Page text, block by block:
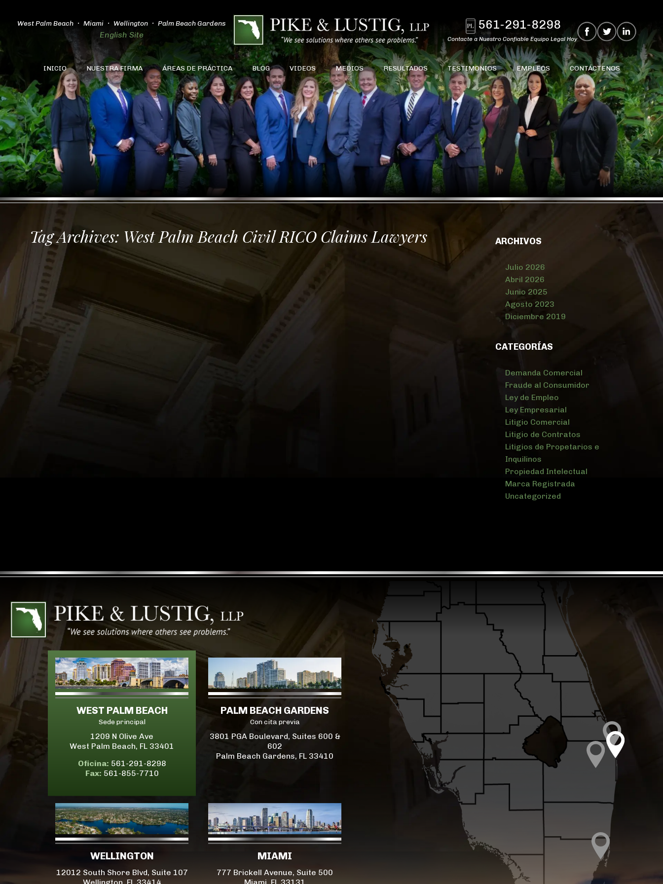
West Palm Beach Miami Wellington Palm Beach Gardens
English Site
561-291-8298
Contacte a Nuestro Confiable Equipo Legal Hoy
INICIO NUESTRA FIRMA ÁREAS DE PRÁCTICA BLOG VIDEOS MEDIOS RESULTADOS TESTIMONIOS EMPLEOS CONTÁCTENOS
Tag Archives: West Palm Beach Civil RICO Claims Lawyers ARCHIVOS
Julio 2026
Abril 2026
Junio 2025
Agosto 2023
Diciembre 2019
CATEGORÍAS
Demanda Comercial
Fraude al Consumidor
Ley de Empleo
Ley Empresarial
Litigio Comercial
Litigio de Contratos
Litigios de Propetarios e
Inquilinos
Propiedad Intelectual
Marca Registrada
Uncategorized
WEST PALM BEACH
Sede principal
1209 N Olive Ave
West Palm Beach, FL 33401
Oficina: 561-291-8298
Fax: 561-855-7710
PALM BEACH GARDENS
Con cita previa
3801 PGA Boulevard, Suites 600 &
602
Palm Beach Gardens, FL 33410
WELLINGTON
12012 South Shore Blvd, Suite 107
MIAMI
777 Brickell Avenue, Suite 500